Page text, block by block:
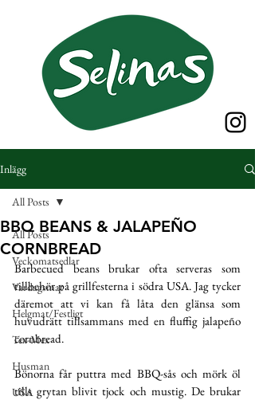
Inlägg
All Posts
Veckomatsedlar
Vardagsmat
Helgmat/Festligt
Tex-Mex
Husman
USA
All Posts
BBQ BEANS & JALAPEÑO
CORNBREAD
Barbecued beans brukar ofta serveras som
tillbehör på grillfesterna i södra USA. Jag tycker
däremot att vi kan få låta den glänsa som
huvudrätt tillsammans med en fluffig jalapeño
cornbread.
Bönorna får puttra med BBQ-sås och mörk öl
tills grytan blivit tjock och mustig. De brukar